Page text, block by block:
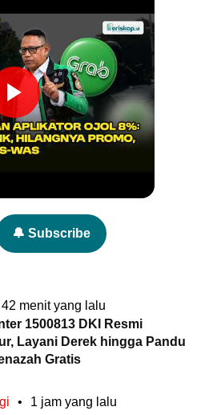
🔔 Subscribe
42 menit yang lalu
1500813 DKI Resmi
Layani Derek hingga Pandu
Gratis
•
1 jam yang lalu